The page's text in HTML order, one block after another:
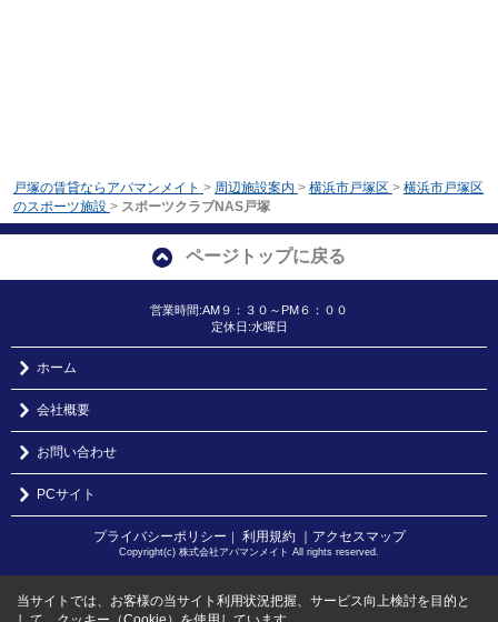
戸塚の賃貸ならアパマンメイト > 周辺施設案内 > 横浜市戸塚区 > 横浜市戸塚区
のスポーツ施設 > スポーツクラブNAS戸塚
ページトップに戻る
営業時間:AM９：３０～PM６：００
定休日:水曜日
ホーム
会社概要
お問い合わせ
PCサイト
プライバシーポリシー ｜ 利用規約 ｜アクセスマップ
Copyright(c) 株式会社アパマンメイト All rights reserved.
当サイトでは、お客様の当サイト利用状況把握、サービス向上検討を目的と